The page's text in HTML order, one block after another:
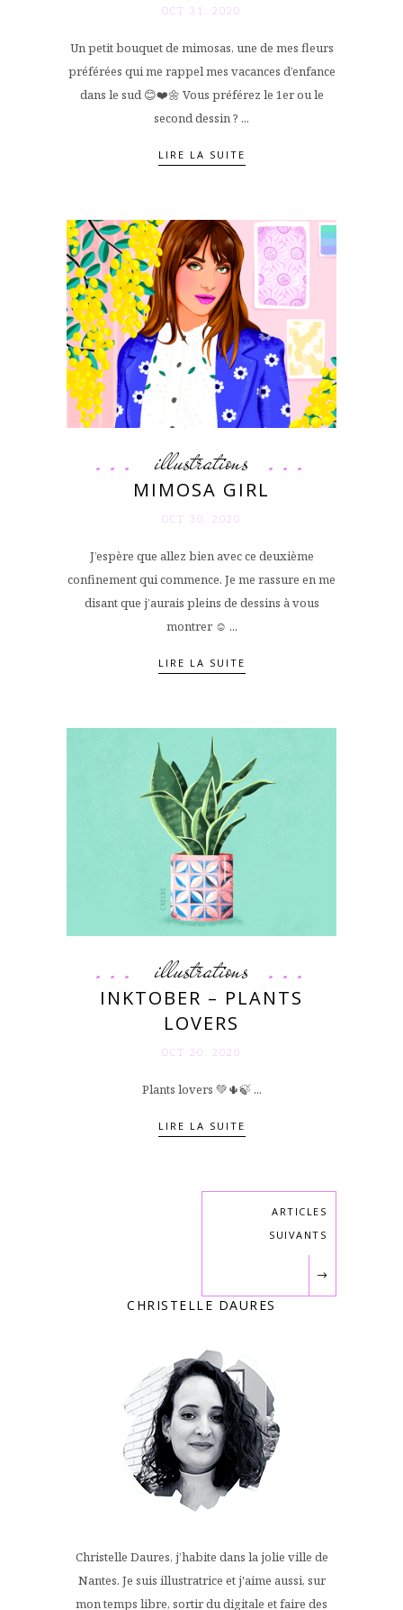
OCT 31. 2020
Un petit bouquet de mimosas, une de mes fleurs
préférées qui me rappel mes vacances d’enfance
dans le sud 😊❤️🌼 Vous préférez le 1er ou le
second dessin ? ...
LIRE LA SUITE
illustrations
MIMOSA GIRL
OCT 30. 2020
J’espère que allez bien avec ce deuxième
confinement qui commence. Je me rassure en me
disant que j’aurais pleins de dessins à vous
montrer ☺️ ...
LIRE LA SUITE
illustrations
INKTOBER – PLANTS
LOVERS
OCT 20. 2020
Plants lovers 💚🌵🍃 ...
LIRE LA SUITE
ARTICLES
SUIVANTS
CHRISTELLE DAURES
Christelle Daures, j’habite dans la jolie ville de
Nantes. Je suis illustratrice et j'aime aussi, sur
mon temps libre, sortir du digitale et faire des